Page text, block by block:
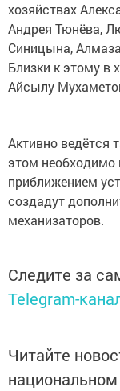
хозяйствах
Андрея Тюнёва,
Синицына,
Близки к этому в
Айсылу
Активно ведётся
этом необходимо
приближением
создадут
механизаторов.
Следите за
Telegram-
Читайте